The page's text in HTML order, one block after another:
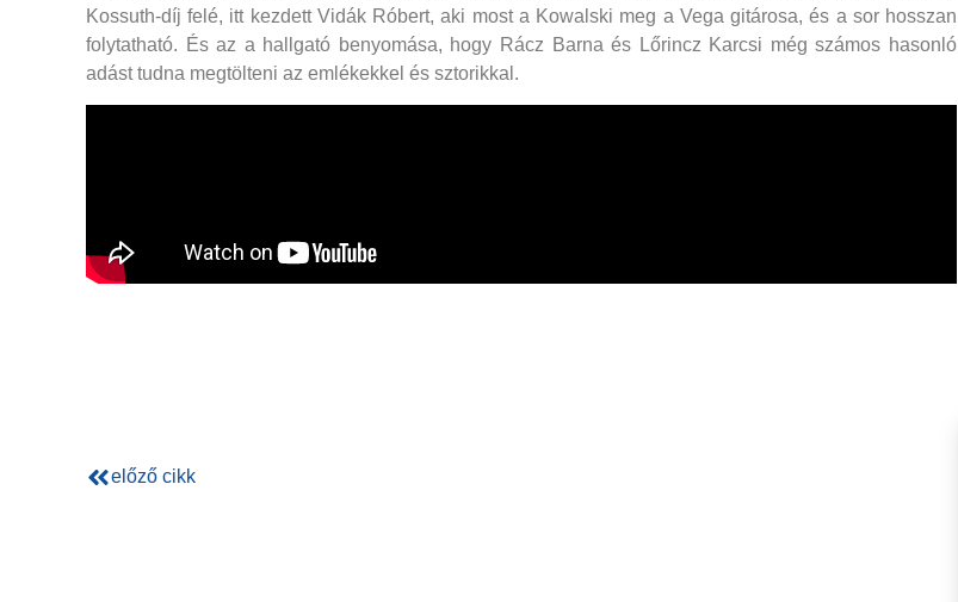
Kossuth-díj felé, itt kezdett Vidák Róbert, aki most a Kowalski meg a Vega gitárosa, és a sor hosszan
folytatható. És az a hallgató benyomása, hogy Rácz Barna és Lőrincz Karcsi még számos hasonló
adást tudna megtölteni az emlékekkel és sztorikkal.
előző cikk